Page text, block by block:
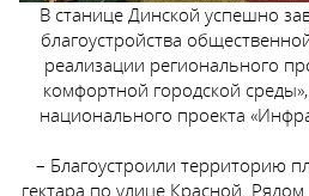
В станице Динской успешно
благоустройства
реализации регионального
комфортной городской
национального проекта
– Благоустроили территорию
гектара по улице Красной.